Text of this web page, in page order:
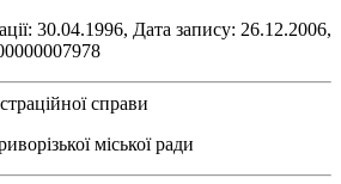
30.04.1996, Дата запису: 26.12.2006,
справи
міської ради